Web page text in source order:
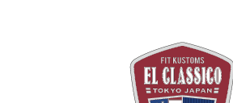
55 CHEVY HANDYMAN WAGON
56 BUICK SPECIAL * 565 *